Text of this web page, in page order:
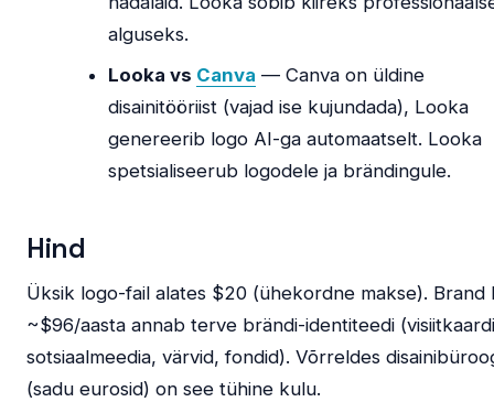
alguseks.
Looka vs Canva — Canva on üldine
disainitööriist (vajad ise kujundada), Looka
genereerib logo AI-ga automaatselt. Looka
spetsialiseerub logodele ja brändingule.
Hind
Üksik logo-fail alates $20 (ühekordne makse). Brand
~$96/aasta annab terve brändi-identiteedi
sotsiaalmeedia, värvid, fondid). Võrreldes
(sadu eurosid) on see tühine kulu.